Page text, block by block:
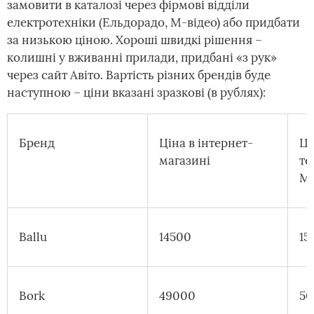
замовити в каталозі через фірмові відділи
електротехніки (Ельдорадо, М-відео) або придбати
за низькою ціною. Хороші швидкі рішення –
колишні у вживанні прилади, придбані «з рук»
через сайт Авіто. Вартість різних брендів буде
наступною – ціни вказані зразкові (в рублях):
Бренд
Ціна в інтернет-
магазині
М-
Ballu 14500
Bork 49000